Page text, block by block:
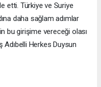
etti. Türkiye ve Suriye
daha sağlam adımlar
bu girişime vereceği olası
Adıbelli Herkes Duysun